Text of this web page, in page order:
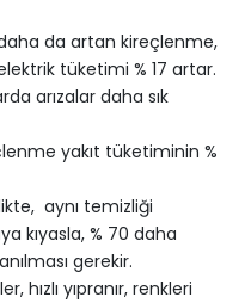
daha da artan kireçlenme,
tüketimi % 17 artar.
arızalar daha sık
yakıt tüketiminin %
aynı temizliği
kıyasla, % 70 daha
gerekir.
hızlı yıpranır, renkleri